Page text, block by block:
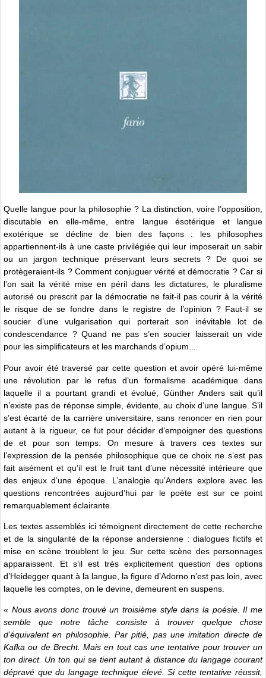
Quelle langue pour la philosophie ? La distinction, voire l’opposition,
discutable en elle-même, entre langue ésotérique et langue
exotérique se décline de bien des façons : les philosophes
appartiennent-ils à une caste privilégiée qui leur imposerait un sabir
ou un jargon technique préservant leurs secrets ? De quoi se
protègeraient-ils ? Comment conjuguer vérité et démocratie ? Car si
l’on sait la vérité mise en péril dans les dictatures, le pluralisme
autorisé ou prescrit par la démocratie ne fait-il pas courir à la vérité
le risque de se fondre dans le registre de l’opinion ? Faut-il se
soucier d’une vulgarisation qui porterait son inévitable lot de
condescendance ? Quand ne pas s’en soucier laisserait un vide
pour les simplificateurs et les marchands d’opium...
Pour avoir été traversé par cette question et avoir opéré lui-même
une révolution par le refus d’un formalisme académique dans
laquelle il a pourtant grandi et évolué, Günther Anders sait qu’il
n’existe pas de réponse simple, évidente, au choix d’une langue. S’il
s’est écarté de la carrière universitaire, sans renoncer en rien pour
autant à la rigueur, ce fut pour décider d’empoigner des questions
de et pour son temps. On mesure à travers ces textes sur
l’expression de la pensée philosophique que ce choix ne s’est pas
fait aisément et qu’il est le fruit tant d’une nécessité intérieure que
des enjeux d’une époque. L’analogie qu’Anders explore avec les
questions rencontrées aujourd’hui par le poète est sur ce point
remarquablement éclairante.
Les textes assemblés ici témoignent directement de cette recherche
et de la singularité de la réponse andersienne : dialogues fictifs et
mise en scène troublent le jeu. Sur cette scène des personnages
apparaissent. Et s’il est très explicitement question des options
d’Heidegger quant à la langue, la figure d’Adorno n’est pas loin, avec
laquelle les comptes, on le devine, demeurent en suspens.
« Nous avons donc trouvé un troisième style dans la poésie. Il me
semble que notre tâche consiste à trouver quelque chose
d’équivalent en philosophie. Par pitié, pas une imitation directe de
Kafka ou de Brecht. Mais en tout cas une tentative pour trouver un
ton direct. Un ton qui se tient autant à distance du langage courant
dépravé que du langage technique élevé. Si cette tentative réussit,